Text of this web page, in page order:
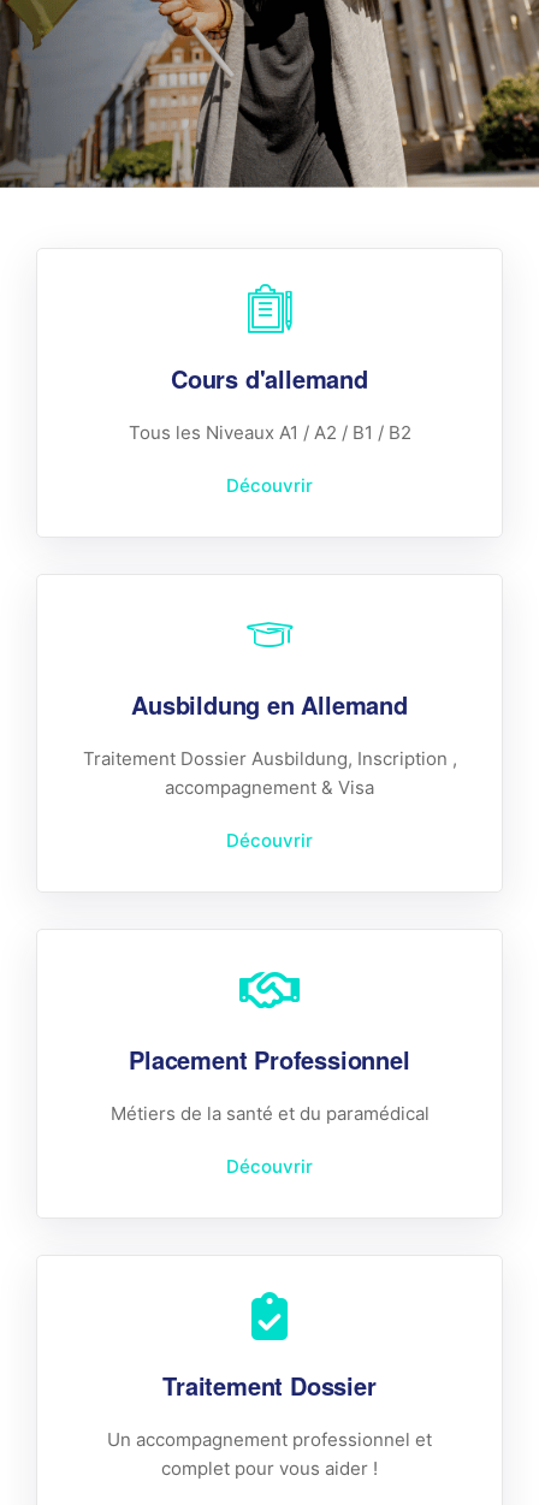
Cours d'allemand
Tous les Niveaux A1 / A2 / B1 / B2
Découvrir
Ausbildung en Allemand
Traitement Dossier Ausbildung, Inscription ,
accompagnement & Visa
Découvrir
Placement Professionnel
Métiers de la santé et du paramédical
Découvrir
Traitement Dossier
Un accompagnement professionnel et
complet pour vous aider !